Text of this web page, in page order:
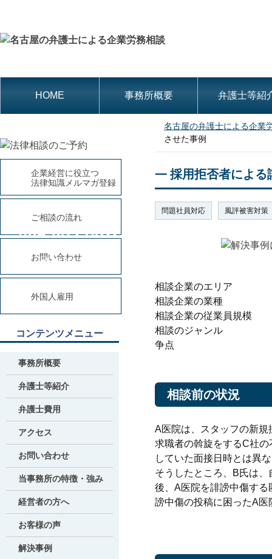
HOME 事務所概要 弁護士等紹
名古屋の弁護士による企業
させた事例
採用拒否者による
問題社員対応 風評被害対策
相談企業のエリア
相談企業の業種
相談企業の従業員規模
相談のジャンル
争点
相談前の状況
A医院は、スタッフの新
求職者の斡旋をするC社
していた面接日時とは異
そうしたところ、B氏は
後、A医院を誹謗中傷す
謗中傷の投稿に困ったA
052-684-8311
日休み)
企業経営に役立つ
法律知識メルマガ登録
ご相談の流れ
お問い合わせ
外国人雇用
コンテンツメニュー
事務所概要
弁護士等紹介
弁護士費用
アクセス
お問い合わせ
当事務所の特徴・強み
経営者の方へ
お客様の声
解決事例